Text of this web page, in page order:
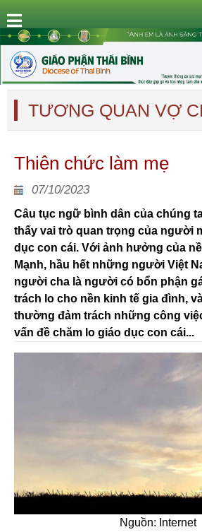
TƯƠNG QUAN VỢ
Thiên chức làm mẹ
07/10/2023
Câu tục ngữ bình dân của chúng
thấy vai trò quan trọng của người
dục con cái. Với ảnh hưởng của
Mạnh, hầu hết những người Việt
người cha là người có bổn phận
trách lo cho nền kinh tế gia đình,
thường đảm trách những công
vấn đề chăm lo giáo dục con cái...
Nguồn: Internet